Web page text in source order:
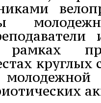
круглых